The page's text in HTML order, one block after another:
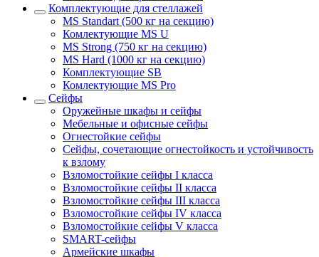
Комплектующие для стеллажей
MS Standart (500 кг на секцию)
Комлектующие MS U
MS Strong (750 кг на секцию)
MS Hard (1000 кг на секцию)
Комплектующие SB
Комлектующие MS Pro
Сейфы
Оружейные шкафы и сейфы
Мебельные и офисные сейфы
Огнестойкие сейфы
Сейфы, сочетающие огнестойкость и устойчивость
к взлому
Взломостойкие сейфы I класса
Взломостойкие сейфы II класса
Взломостойкие сейфы III класса
Взломостойкие сейфы IV класса
Взломостойкие сейфы V класса
SMART-сейфы
Армейские шкафы